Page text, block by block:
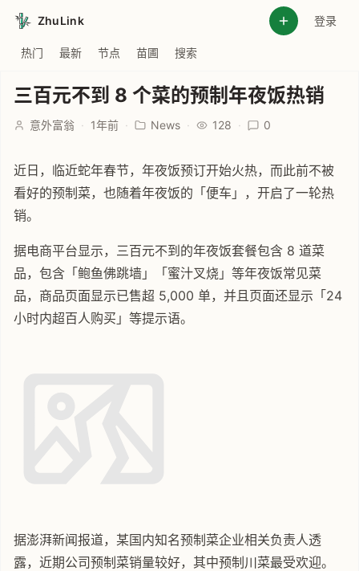
ZhuLink 登录
热门 最新 节点 苗圃 搜索
三百元不到 8 个菜的预制年夜饭热销
意外富翁 · 1年前 · News · 128 · 0
近日，临近蛇年春节，年夜饭预订开始火热，而此前不被
看好的预制菜，也随着年夜饭的「便车」，开启了一轮热
销。
据电商平台显示，三百元不到的年夜饭套餐包含 8 道菜
品，包含「鲍鱼佛跳墙」「蜜汁叉烧」等年夜饭常见菜
品，商品页面显示已售超 5,000 单，并且页面还显示「24
小时内超百人购买」等提示语。
据澎湃新闻报道，某国内知名预制菜企业相关负责人透
露，近期公司预制菜销量较好，其中预制川菜最受欢迎。